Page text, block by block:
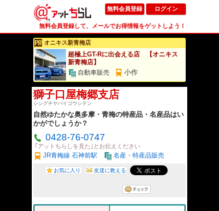
無料会員登録 ログイン
無料会員登録して、メールでお得情報をゲットしよう！
オニキス新青梅店
超極上GT-Rに出会える店 【オニキス
新青梅店】
自動車販売
小作
獅子口屋梅郷支店
シシグチヤバイゴウシテン
自然ゆたかな奥多摩・青梅の特産品・名産品はい
かがでしょうか？
0428-76-0747
｢アットちらしを見た｣とお伝えください
JR青梅線 石神前駅 名産・特産品販売
お気に入り 友達に教える